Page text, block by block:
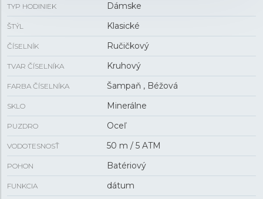
TYP HODINIEK Dámske
ŠTÝL Klasické
ČÍSELNÍK Ručičkový
TVAR ČÍSELNÍKA Kruhový
FARBA ČÍSELNÍKA Šampaň , Béžová
SKLO Minerálne
PUZDRO Oceľ
VODOTESNOSŤ 50 m / 5 ATM
POHON Batériový
FUNKCIA dátum